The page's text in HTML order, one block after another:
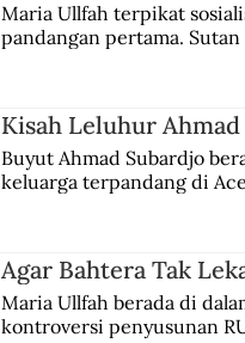
Maria Ullfah terpikat
pandangan pertama.
Kisah Leluhur
Buyut Ahmad Subardjo
keluarga terpandang di
Agar Bahtera Tak
Maria Ullfah berada di
kontroversi penyusunan